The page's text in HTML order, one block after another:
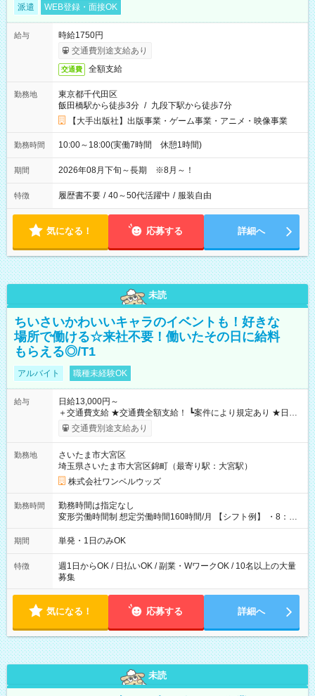
派遣 WEB登録・面接OK
給与
時給1750円
交通費別途支給あり
交通費 全額支給
勤務地
東京都千代田区
飯田橋駅から徒歩3分 / 九段下駅から徒歩7分
【大手出版社】出版事業・ゲーム事業・アニメ・映像事業
勤務時間 10:00～18:00(実働7時間 休憩1時間)
期間 2026年08月下旬～長期 ※8月～！
特徴 履歴書不要 / 40～50代活躍中 / 服装自由
気になる！ 応募する 詳細へ
未読
ちいさいかわいいキャラのイベントも！好きな
場所で働ける☆来社不要！働いたその日に給料
もらえる◎/T1
アルバイト 職種未経験OK
給与
日給13,000円～
＋交通費支給 ★交通費全額支給！ ┗案件により規定あり ★日払
いOK！（規定あり） ┗働いたその日に現金GET♪ お仕事後はコ
ンビニATMから 日払い分を引き落とせます！ 【試用期間】試
交通費別途支給あり
勤務地
さいたま市大宮区
埼玉県さいたま市大宮区錦町（最寄り駅：大宮駅）
株式会社ワンベルウッズ
勤務時間
勤務時間は指定なし
変形労働時間制 想定労働時間160時間/月 【シフト例】 ・8：00
～21：00
期間 単発・1日のみOK
特徴
週1日からOK / 日払いOK / 副業・WワークOK / 10名以上の大量
募集
気になる！ 応募する 詳細へ
未読